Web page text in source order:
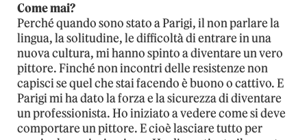
Come mai?
Perché quando sono stato a Parigi, il non parlare la
lingua, la solitudine, le difficoltà di entrare in una
nuova cultura, mi hanno spinto a diventare un vero
pittore. Finché non incontri delle resistenze non
capisci se quel che stai facendo è buono o cattivo. E
Parigi mi ha dato la forza e la sicurezza di diventare
un professionista. Ho iniziato a vedere come si deve
comportare un pittore. E cioè lasciare tutto per